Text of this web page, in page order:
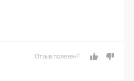
Отзыв полезен?